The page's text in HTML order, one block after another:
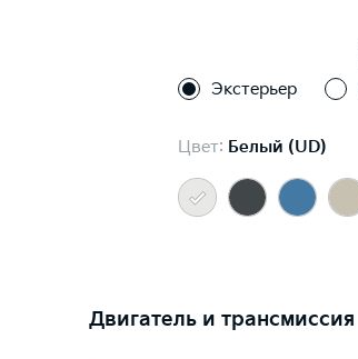
Экстерьер
Цвет: Белый (UD)
Двигатель и трансмиссия